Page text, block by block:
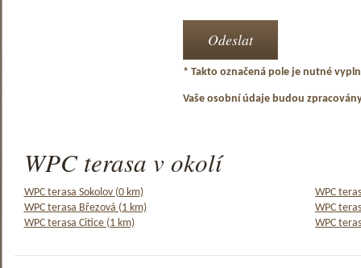
* Takto označená pole je nutné
Vaše osobní údaje budou
WPC terasa v okolí
WPC terasa Sokolov (0 km)
WPC
WPC terasa Březová (1 km)
WPC
WPC terasa Citice (1 km)
WPC